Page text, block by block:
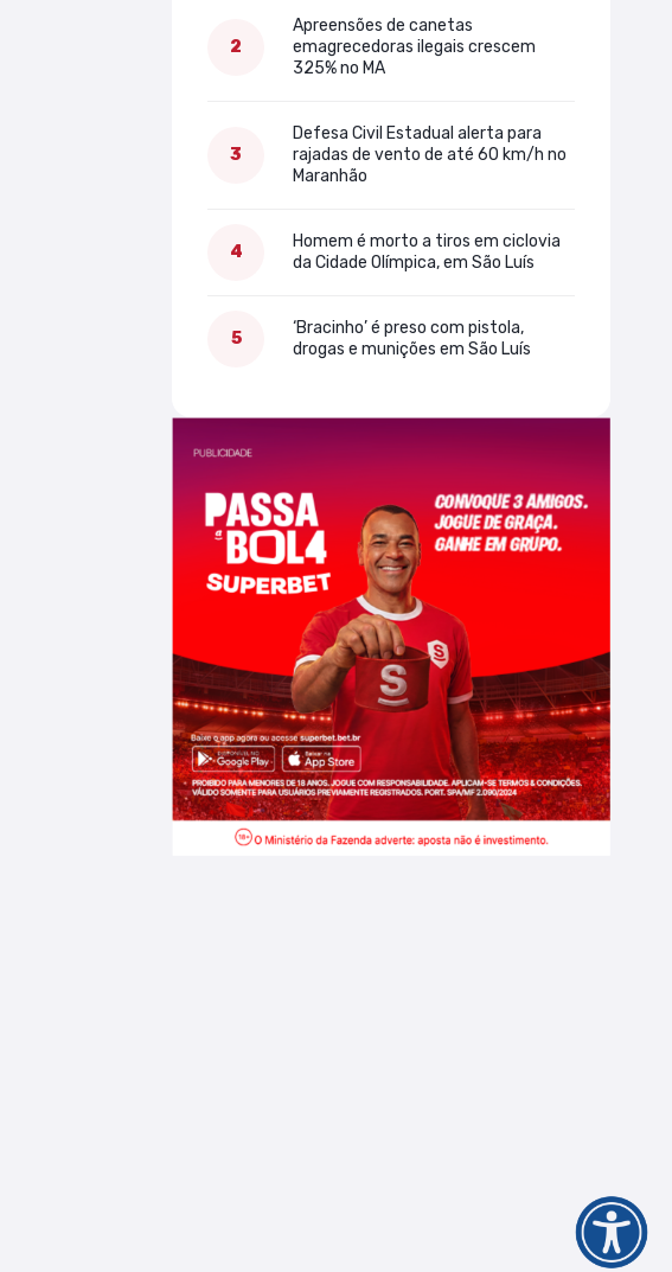
Apreensões de canetas
emagrecedoras ilegais crescem
325% no MA
Defesa Civil Estadual alerta para
rajadas de vento de até 60 km/h no
Maranhão
Homem é morto a tiros em ciclovia
da Cidade Olímpica, em São Luís
‘Bracinho’ é preso com pistola,
drogas e munições em São Luís